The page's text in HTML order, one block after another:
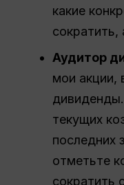
какие
сократить,
Аудитор
мои акции,
текущих
последних
отметьте
сократить